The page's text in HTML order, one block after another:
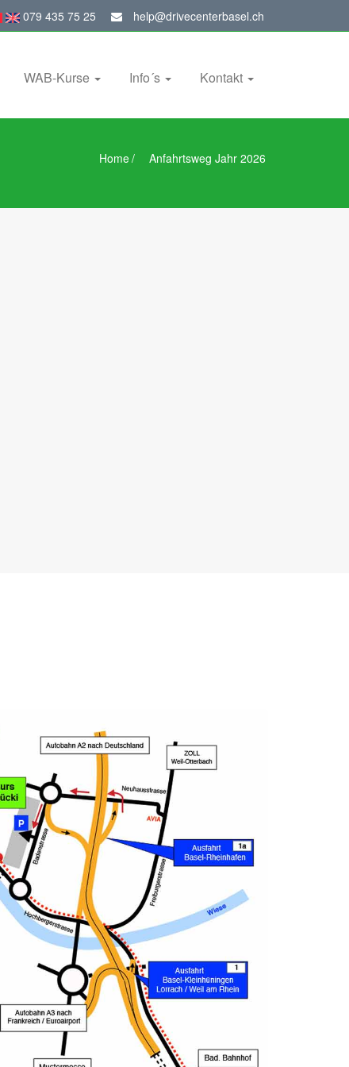
079 435 75 25 help@drivecenterbasel.ch
WAB-Kurse Info´s Kontakt
Home/ Anfahrtsweg Jahr 2026